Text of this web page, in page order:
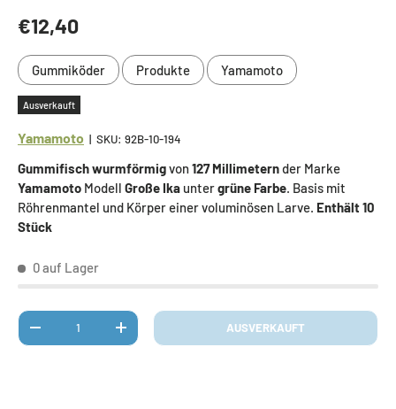
Normaler Preis
€12,40
Gummiköder Produkte Yamamoto
Ausverkauft
Yamamoto | SKU: 92B-10-194
Gummifisch wurmförmigvon127 Millimeternder Marke
Yamamoto Modell Große Ika untergrüne Farbe Basis mit
Röhrenmantel und Körper einer voluminösen Larve. Enthält 10
Stück
0 auf Lager
Anzahl
MENGE VERRINGERNMENGE ERHÖHEN AUSVERKAUFT